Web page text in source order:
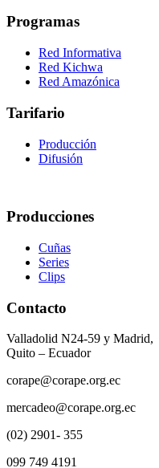
Programas
Red Informativa
Red Kichwa
Red Amazónica
Tarifario
Producción
Difusión
Producciones
Cuñas
Series
Clips
Contacto
Valladolid N24-59 y Madrid,
Quito – Ecuador
corape@corape.org.ec
mercadeo@corape.org.ec
(02) 2901- 355
099 749 4191